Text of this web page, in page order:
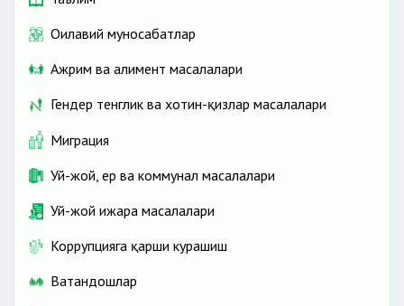
Оилавий муносабатлар
Ажрим ва алимент масалалари
Гендер тенглик ва хотин-қизлар масалалари
Миграция
Уй-жой, ер ва коммунал масалалари
Уй-жой ижара масалалари
Коррупцияга қарши курашиш
Ватандошлар